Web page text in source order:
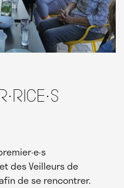
des Veilleurs de
de se rencontrer.